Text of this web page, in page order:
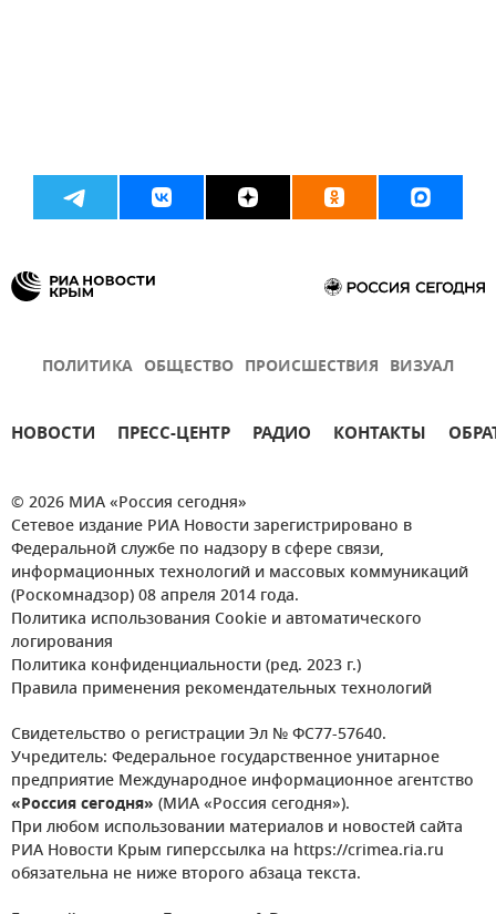
ПОЛИТИКА ОБЩЕСТВО ПРОИСШЕСТВИЯ ВИЗУАЛ
НОВОСТИ ПРЕСС-ЦЕНТР РАДИО КОНТАКТЫ
© 2026 МИА «Россия сегодня»
Сетевое издание РИА Новости зарегистрировано в
Федеральной службе по надзору в сфере связи,
информационных технологий и массовых коммуникаций
(Роскомнадзор) 08 апреля 2014 года.
Политика использования Cookie и автоматического
логирования
Политика конфиденциальности (ред. 2023 г.)
Правила применения рекомендательных технологий
Свидетельство о регистрации Эл № ФС77-57640.
Учредитель: Федеральное государственное унитарное
предприятие Международное информационное агентство
«Россия сегодня» (МИА «Россия сегодня»).
При любом использовании материалов и новостей сайта
РИА Новости Крым гиперссылка на https://crimea.ria.ru
обязательна не ниже второго абзаца текста.